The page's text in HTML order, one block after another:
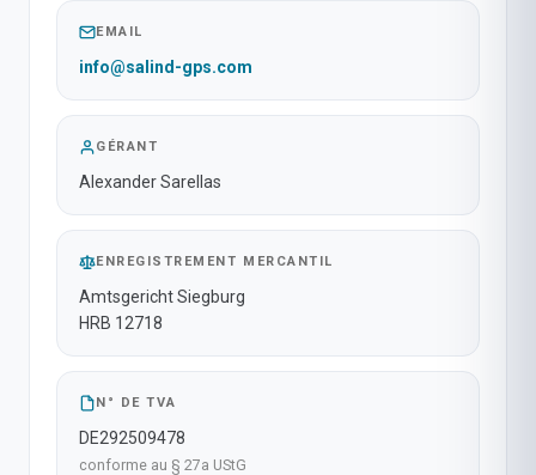
EMAIL
info@salind-gps.com
GÉRANT
Alexander Sarellas
ENREGISTREMENT MERCANTIL
Amtsgericht Siegburg
HRB 12718
N° DE TVA
DE292509478
conforme au § 27a UStG